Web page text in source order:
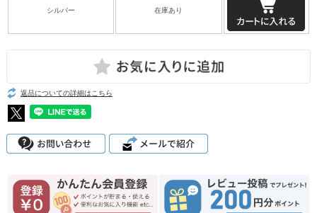
シルバー 在庫あり
返品についての詳細はこちら